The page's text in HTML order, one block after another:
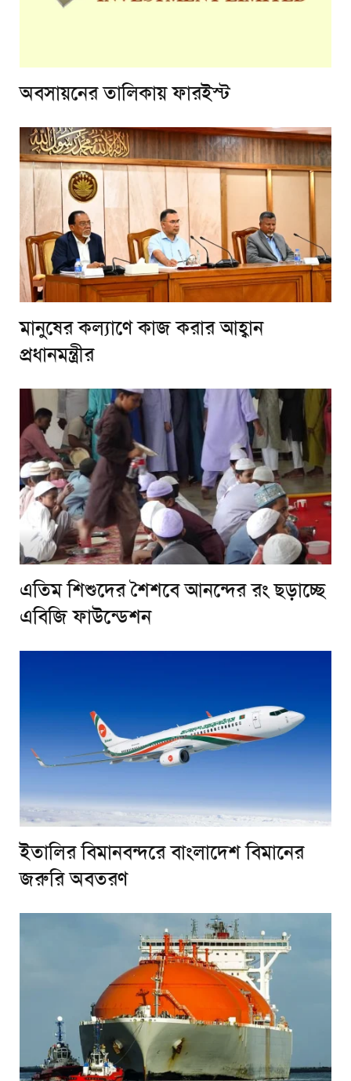
অবসায়নের তালিকায় ফারইস্ট
মানুষের কল্যাণে কাজ করার আহ্বান
প্রধানমন্ত্রীর
এতিম শিশুদের শৈশবে আনন্দের রং ছড়াচ্ছে
এবিজি ফাউন্ডেশন
ইতালির বিমানবন্দরে বাংলাদেশ বিমানের
জরুরি অবতরণ